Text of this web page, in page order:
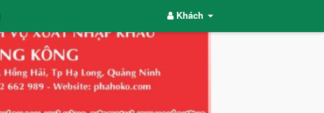
Khách